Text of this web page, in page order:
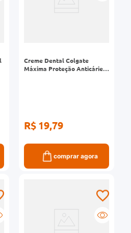
Creme Dental Colgate
Máxima Proteção Anticáries
R$ 19,79
comprar agora